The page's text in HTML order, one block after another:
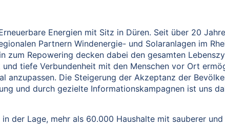
Energien mit Sitz in Düren. Seit über 20
Partnern Windenergie- und Solaranlagen im
zum Repowering decken dabei den gesamten
tiefe Verbundenheit mit den Menschen vor Ort
Die Steigerung der Akzeptanz der
und durch gezielte Informationskampagnen ist uns
der Lage, mehr als 60.000 Haushalte mit sauberer und